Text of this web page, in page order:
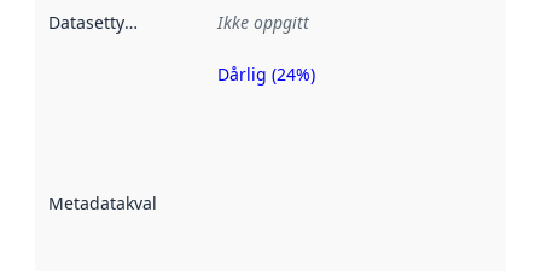
Datasettype Ikke oppgitt
Metadatakvalitet
Metadatakvalitet
Dårlig (24%)